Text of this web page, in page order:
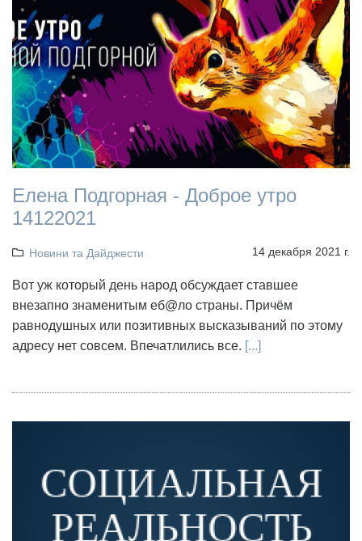
Елена Подгорная - Доброе утро
14122021
Новини та Дайджести 14 декабря 2021 г.
Вот уж который день народ обсуждает ставшее
внезапно знаменитым еб@ло страны. Причём
равнодушных или позитивных высказываний по этому
адресу нет совсем. Впечатлились все. [...]